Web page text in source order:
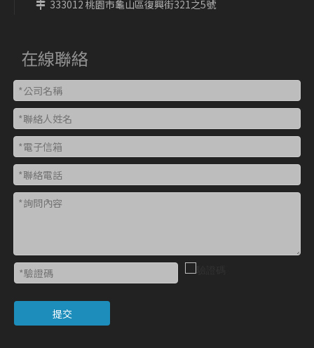
 333012 桃園市龜山區復興街321之5號
在線聯絡
提交